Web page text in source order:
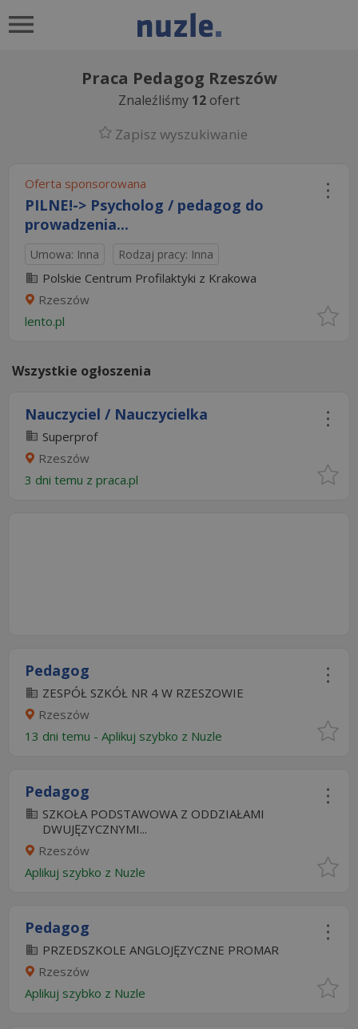
Praca Pedagog Rzeszów
Znaleźliśmy 12 ofert
Zapisz wyszukiwanie
Oferta sponsorowana
PILNE!-> Psycholog / pedagog do
prowadzenia...
Umowa: Inna Rodzaj pracy: Inna
Polskie Centrum Profilaktyki z Krakowa
Rzeszów
lento.pl
Wszystkie ogłoszenia
Nauczyciel / Nauczycielka
Superprof
Rzeszów
3 dni temu z praca.pl
Pedagog
ZESPÓŁ SZKÓŁ NR 4 W RZESZOWIE
Rzeszów
13 dni temu - Aplikuj szybko z Nuzle
Pedagog
SZKOŁA PODSTAWOWA Z ODDZIAŁAMI
DWUJĘZYCZNYMI...
Rzeszów
Aplikuj szybko z Nuzle
Pedagog
PRZEDSZKOLE ANGLOJĘZYCZNE PROMAR
Rzeszów
Aplikuj szybko z Nuzle